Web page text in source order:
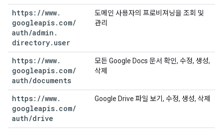
https: //www.
googleapis. com/
auth/admin .
directory. user
도메인 사용자의 프로비져닝을 조회 및
관리
https: //www.
googleapis. com/
auth/documents
모든 Google Docs 문서 확인, 수정, 생성,
삭제
https: //www.
googleapis. com/
auth/drive
Google Drive 파일 보기, 수정, 생성, 삭제